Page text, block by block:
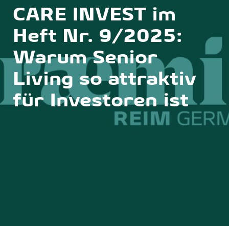
CARE INVEST im
Heft Nr. 9/2025:
Warum Senior
Living so attraktiv
für Investoren ist